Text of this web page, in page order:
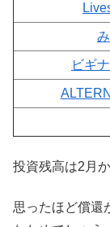
ビギ
投資残高は2月
思ったほど償還